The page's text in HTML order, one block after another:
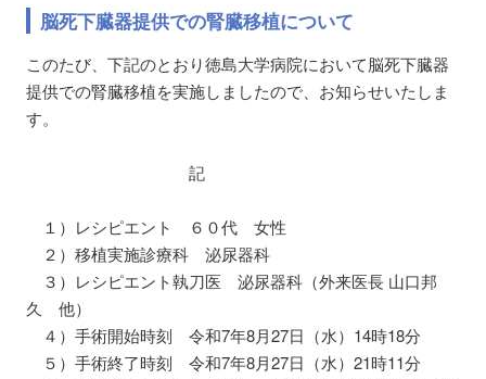
脳死下臓器提供での腎臓移植について
このたび、下記のとおり徳島大学病院において脳死下臓器
提供での腎臓移植を実施しましたので、お知らせいたしま
す。
記
１）レシピエント ６０代 女性
２）移植実施診療科 泌尿器科
３）レシピエント執刀医 泌尿器科（外来医長 山口邦
久 他）
４）手術開始時刻 令和7年8月27日（水）14時18分
５）手術終了時刻 令和7年8月27日（水）21時11分